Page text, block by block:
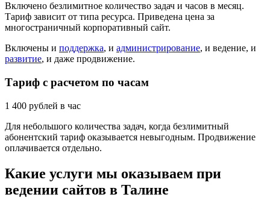
Включено безлимитное количество задач и часов в месяц.
Тариф зависит от типа ресурса. Приведена цена за
многостраничный корпоративный сайт.
Включены и поддержка, и администрирование, и ведение, и
развитие, и даже продвижение.
Тариф с расчетом по часам
1 400 рублей в час
Для небольшого количества задач, когда безлимитный
абонентский тариф оказывается невыгодным. Продвижение
оплачивается отдельно.
Какие услуги мы оказываем при
ведении сайтов в Талине